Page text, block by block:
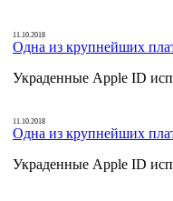
11.10.2018
Одна из крупнейших
Украденные Apple ID
11.10.2018
Одна из крупнейших
Украденные Apple ID